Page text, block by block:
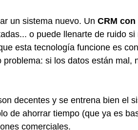
un sistema nuevo. Un CRM con
o puede llenarte de ruido
esta tecnología funcione es
si los datos están mal,
decentes y se entrena bien el
de ahorrar tiempo (que ya es
comerciales.